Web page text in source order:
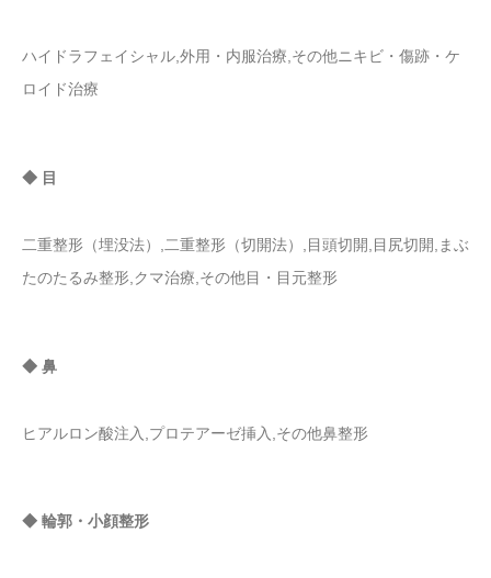
ハイドラフェイシャル,外用・内服治療,その他ニキビ・傷跡・ケ
ロイド治療
◆ 目
二重整形（埋没法）,二重整形（切開法）,目頭切開,目尻切開,まぶ
たのたるみ整形,クマ治療,その他目・目元整形
◆ 鼻
ヒアルロン酸注入,プロテアーゼ挿入,その他鼻整形
◆ 輪郭・小顔整形